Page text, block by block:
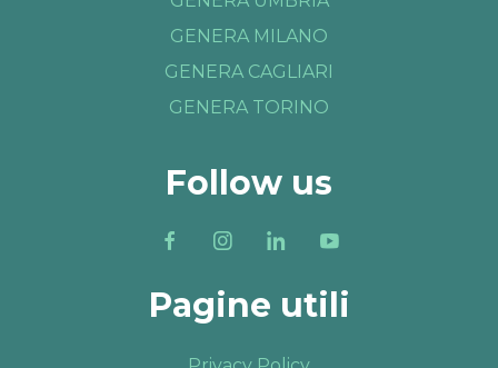
GENERA MILANO
GENERA CAGLIARI
GENERA TORINO
Follow us
Pagine utili